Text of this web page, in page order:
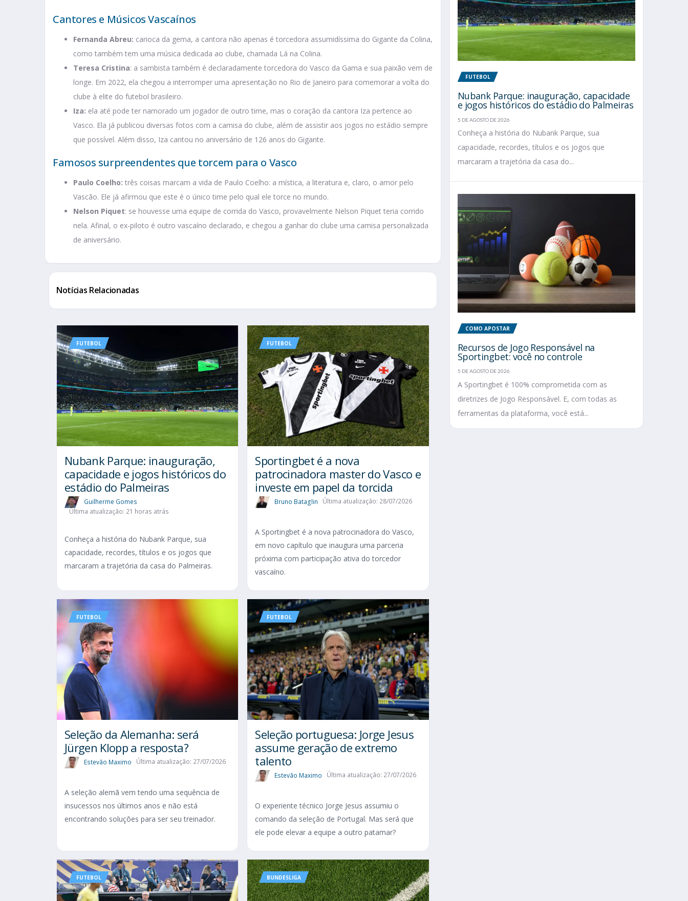
Cantores e Músicos Vascaínos
Fernanda Abreu: carioca da gema, a cantora não apenas é torcedora assumidíssima do Gigante da Colina,
como também tem uma música dedicada ao clube, chamada Lá na Colina.
Teresa Cristina: a sambista também é declaradamente torcedora do Vasco da Gama e sua paixão vem de
longe. Em 2022, ela chegou a interromper uma apresentação no Rio de Janeiro para comemorar a volta do
clube à elite do futebol brasileiro.
Iza: ela até pode ter namorado um jogador de outro time, mas o coração da cantora Iza pertence ao
Vasco. Ela já publicou diversas fotos com a camisa do clube, além de assistir aos jogos no estádio sempre
que possível. Além disso, Iza cantou no aniversário de 126 anos do Gigante.
Famosos surpreendentes que torcem para o Vasco
Paulo Coelho: três coisas marcam a vida de Paulo Coelho: a mística, a literatura e, claro, o amor pelo
Vascão. Ele já afirmou que este é o único time pelo qual ele torce no mundo.
Nelson Piquet: se houvesse uma equipe de corrida do Vasco, provavelmente Nelson Piquet teria corrido
nela. Afinal, o ex-piloto é outro vascaíno declarado, e chegou a ganhar do clube uma camisa personalizada
de aniversário.
Notícias Relacionadas
FUTEBOL
Nubank Parque: inauguração,
capacidade e jogos históricos do
estádio do Palmeiras
Guilherme Gomes
Última atualização: 21 horas atrás
Conheça a história do Nubank Parque, sua
capacidade, recordes, títulos e os jogos que
marcaram a trajetória da casa do Palmeiras.
FUTEBOL
Sportingbet é a nova
patrocinadora master do Vasco e
investe em papel da torcida
Bruno Bataglin Última atualização: 28/07/2026
A Sportingbet é a nova patrocinadora do Vasco,
em novo capítulo que inaugura uma parceria
próxima com participação ativa do torcedor
vascaíno.
FUTEBOL
Seleção da Alemanha: será
Jürgen Klopp a resposta?
Estevão Maximo Última atualização: 27/07/2026
A seleção alemã vem tendo uma sequência de
insucessos nos últimos anos e não está
encontrando soluções para ser seu treinador.
FUTEBOL
Seleção portuguesa: Jorge Jesus
assume geração de extremo
talento
Estevão Maximo Última atualização: 27/07/2026
O experiente técnico Jorge Jesus assumiu o
comando da seleção de Portugal. Mas será que
ele pode elevar a equipe a outro patamar?
FUTEBOL BUNDESLIGA
FUTEBOL
Nubank Parque: inauguração, capacidade
e jogos históricos do estádio do Palmeiras
5 DE AGOSTO DE 2026
Conheça a história do Nubank Parque, sua
capacidade, recordes, títulos e os jogos que
marcaram a trajetória da casa do...
COMO APOSTAR
Recursos de Jogo Responsável na
Sportingbet: você no controle
5 DE AGOSTO DE 2026
A Sportingbet é 100% comprometida com as
diretrizes de Jogo Responsável. E, com todas as
ferramentas da plataforma, você está...